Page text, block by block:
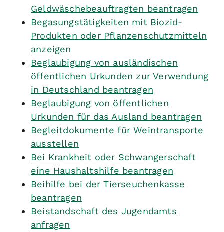
Geldwäschebeauftragten beantragen
Begasungstätigkeiten mit Biozid-
Produkten oder Pflanzenschutzmitteln
anzeigen
Beglaubigung von ausländischen
öffentlichen Urkunden zur Verwendung
in Deutschland beantragen
Beglaubigung von öffentlichen
Urkunden für das Ausland beantragen
Begleitdokumente für Weintransporte
ausstellen
Bei Krankheit oder Schwangerschaft
eine Haushaltshilfe beantragen
Beihilfe bei der Tierseuchenkasse
beantragen
Beistandschaft des Jugendamts
anfragen